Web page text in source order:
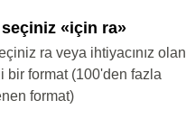
«için ra»
ra veya ihtiyacınız olan
bir format (100'den fazla
format)